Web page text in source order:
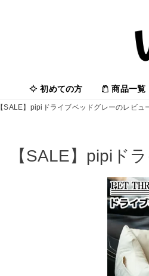
初めての方 商品一覧
【SALE】pipiドライブベッドグレーのレビュ
【SALE】pipiド